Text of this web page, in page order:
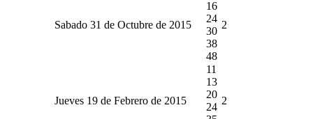
Sabado 31 de Octubre de 2015
16
24
30
38
48
2
Jueves 19 de Febrero de 2015
11
13
20
24
2